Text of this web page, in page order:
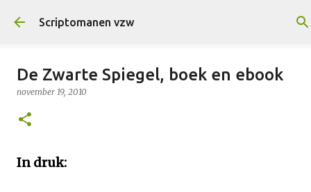
Doorgaan naar hoofdcontent
Scriptomanen vzw
De Zwarte Spiegel, boek en ebook
november 19, 2010
In druk: